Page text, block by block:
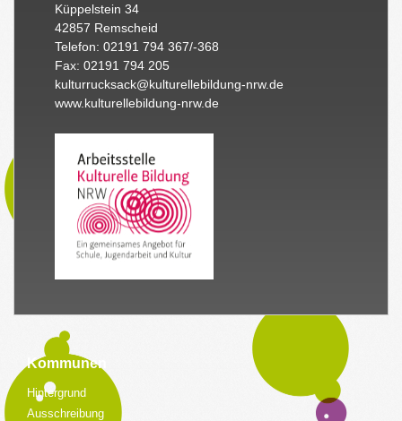
Küppelstein 34
42857 Remscheid
Telefon: 02191 794 367/-368
Fax: 02191 794 205
kulturrucksack@kulturellebildung-nrw.de
www.kulturellebildung-nrw.de
Kommunen
Hintergrund
Ausschreibung